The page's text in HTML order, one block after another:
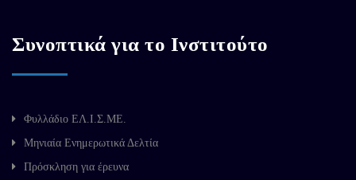
Συνοπτικά για το Ινστιτούτο
Φυλλάδιο ΕΛ.Ι.Σ.ΜΕ.
Μηνιαία Ενημερωτικά Δελτία
Πρόσκληση για έρευνα